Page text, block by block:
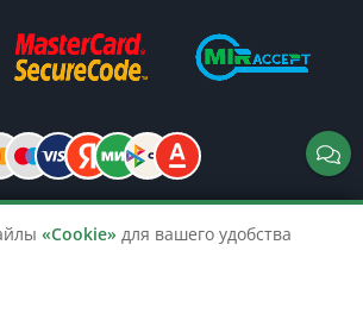
TicketsTour. Продажа водных
«Cookie» для вашего удобства